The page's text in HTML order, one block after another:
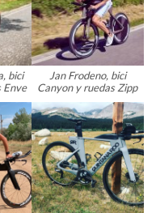
bici
Enve
Jan Frodeno, bici
Canyon y ruedas Zipp